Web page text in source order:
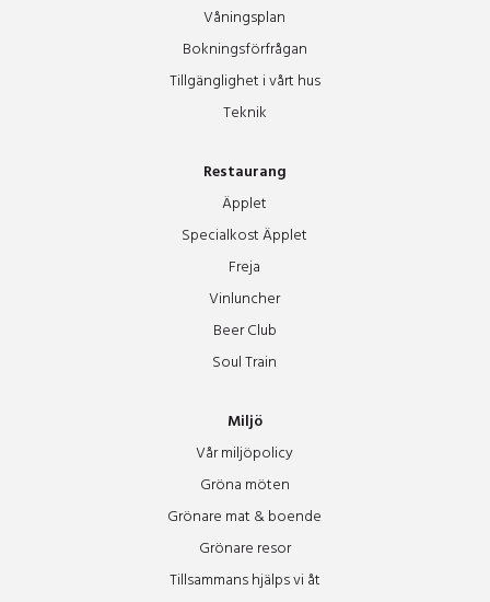
Våningsplan
Bokningsförfrågan
Tillgänglighet i vårt hus
Teknik
Restaurang
Äpplet
Specialkost Äpplet
Freja
Vinluncher
Beer Club
Soul Train
Miljö
Vår miljöpolicy
Gröna möten
Grönare mat & boende
Grönare resor
Tillsammans hjälps vi åt